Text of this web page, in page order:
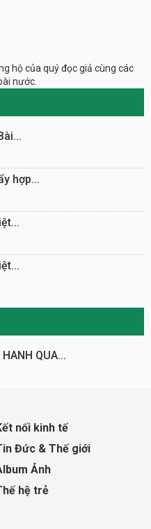
hộ của quý đọc giả cùng các
nước.
hợp...
QUA...
nối kinh tế
Đức & Thế giới
Ảnh
hệ trẻ